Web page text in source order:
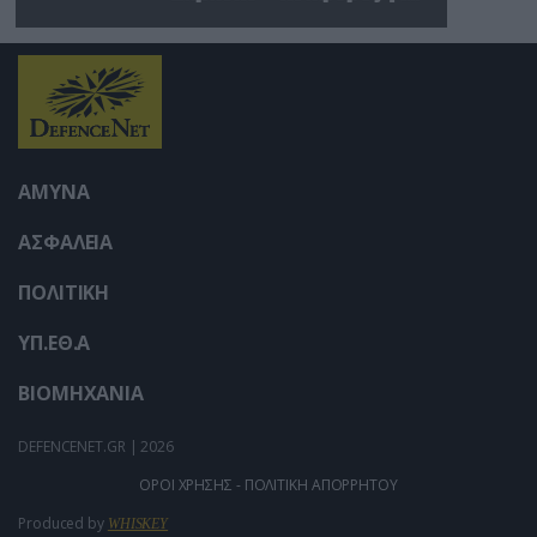
(βίντεο)
ΑΜΥΝΑ
ΑΣΦΑΛΕΙΑ
ΠΟΛΙΤΙΚΗ
ΥΠ.ΕΘ.Α
ΒΙΟΜΗΧΑΝΙΑ
DEFENCENET.GR | 2026
ΟΡΟΙ ΧΡΗΣΗΣ - ΠΟΛΙΤΙΚΗ ΑΠΟΡΡΗΤΟΥ
Produced by WHISKEY